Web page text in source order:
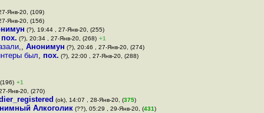
Янв-20, (109)
Янв-20, (156)
(?), 19:44 , 27-Янв-20, (255)
пох. (?), 20:34 , 27-Янв-20, (268) +1
, Анонимун (?), 20:46 , 27-Янв-20, (274)
был, пох. (?), 22:00 , 27-Янв-20, (288)
+1
Янв-20, (270)
(ok), 14:07 , 28-Янв-20, (375)
Алкоголик (??), 05:29 , 29-Янв-20, (431)